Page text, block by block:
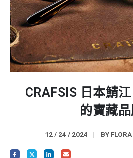
CRAFSIS 日本鯖
的寶藏
12 / 24 / 2024 BY FLORA